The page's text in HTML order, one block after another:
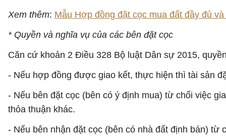
Xem thêm: Mẫu Hợp đồng đặt cọc mua đất đầy đủ
* Quyền và nghĩa vụ của các bên đặt cọc
Căn cứ khoản 2 Điều 328 Bộ luật Dân sự 2015,
- Nếu hợp đồng được giao kết, thực hiện thì tài sản
- Nếu bên đặt cọc (bên có ý định mua) từ chối việc
thỏa thuận khác.
- Nếu bên nhận đặt cọc (bên có nhà đất định bán)